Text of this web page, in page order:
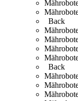
Back
Back